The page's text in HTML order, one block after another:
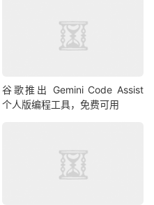
谷歌推出 Gemini Code Assist
个人版编程工具，免费可用